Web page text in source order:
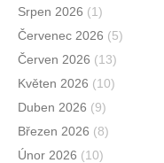
Srpen 2026 (1)
Červenec 2026 (5)
Červen 2026 (13)
Květen 2026 (10)
Duben 2026 (9)
Březen 2026 (8)
Únor 2026 (10)